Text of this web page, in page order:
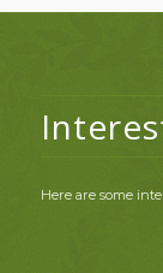
Here are some